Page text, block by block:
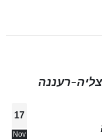
רעננה
17
Nov